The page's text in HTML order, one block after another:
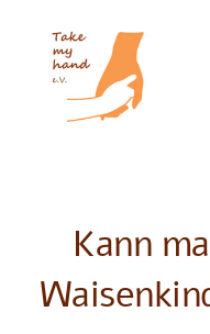
Inhalt
springen
Helfen
Kann